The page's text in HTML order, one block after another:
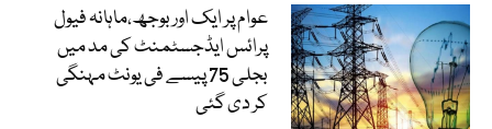
عوام پر ایک اور بوجھ،ماہانہ فیول
پرائس ایڈجسٹمنٹ کی مد میں
بجلی 75 پیسے فی یونٹ مہنگی
کر دی گئی